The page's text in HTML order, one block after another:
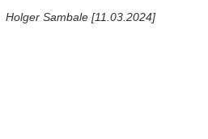
Holger Sambale [11.03.2024]